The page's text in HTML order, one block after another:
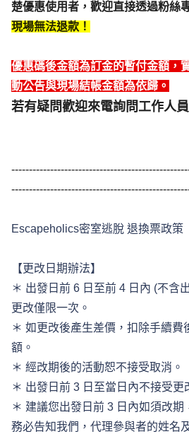
楚優惠使用者，歡迎直接透過粉絲
現場無法退款！
優惠碼後金額為訂金的暫付金額，
動公告與現場結帳金額為依歸。
若有疑問歡迎來電詢問工作人
Escapeholics密室逃脫 退換票政策
【更改日期辦法】
＊ 出發日前 6 日至前 4 日內 (不含
更改僅限一次。
＊ 如更改後產生差價，扣除手續費
額。
＊ 經改期後的活動恕不接受取消。
＊ 出發日前 3 日至當日內不接受更
＊ 建議您出發日前 3 日內如須改
務必告知我們，代理參與者的姓名